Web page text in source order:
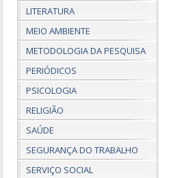
LITERATURA
MEIO AMBIENTE
METODOLOGIA DA PESQUISA
PERIÓDICOS
PSICOLOGIA
RELIGIÃO
SAÚDE
SEGURANÇA DO TRABALHO
SERVIÇO SOCIAL